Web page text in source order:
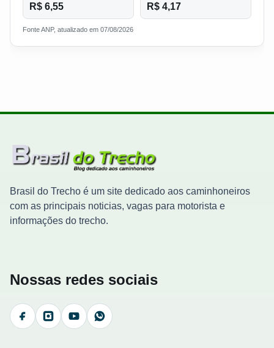
R$ 6,55 R$ 4,17
Fonte ANP, atualizado em 07/08/2026
Brasil do Trecho é um site dedicado aos caminhoneiros
com as principais noticias, vagas para motorista e
informações do trecho.
Nossas redes sociais
FacebookInstagramYouTubeWhatsApp